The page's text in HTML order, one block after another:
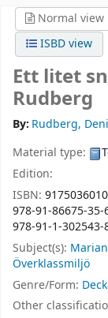
Normal view
ISBD view
Ett litet
Rudberg
By: Rudberg,
Material type:
Edition:
ISBN: 9175036010
978-91-86675-35-
978-91-1-302543-
Subject(s):
Överklassmiljö
Genre/Form:
Other